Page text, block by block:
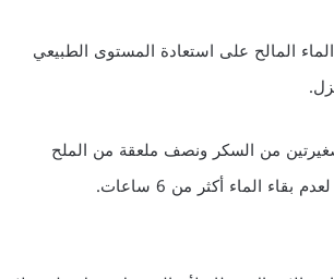
المالح على استعادة المستوى الطبيعي
من السكر ونصف ملعقة من الملح
الماء أكثر من 6 ساعات.